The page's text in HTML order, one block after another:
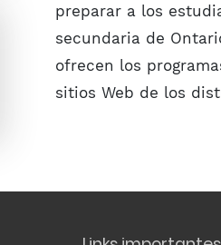
preparar a los
secundaria de
ofrecen los
sitios Web de los